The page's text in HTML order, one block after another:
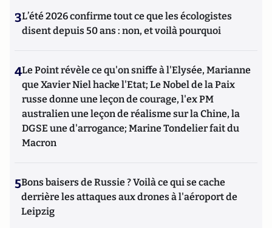
3L’été 2026 confirme tout ce que les écologistes
disent depuis 50 ans : non, et voilà pourquoi
4Le Point révèle ce qu'on sniffe à l'Elysée, Marianne
que Xavier Niel hacke l'Etat; Le Nobel de la Paix
russe donne une leçon de courage, l'ex PM
australien une leçon de réalisme sur la Chine, la
DGSE une d'arrogance; Marine Tondelier fait du
Macron
5Bons baisers de Russie ? Voilà ce qui se cache
derrière les attaques aux drones à l'aéroport de
Leipzig